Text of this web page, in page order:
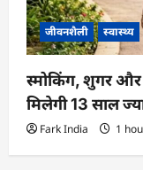
जीवनशैली स्वास्थ्य
स्मोकिंग, शुगर और
मिलेगी 13 साल
Fark India 1